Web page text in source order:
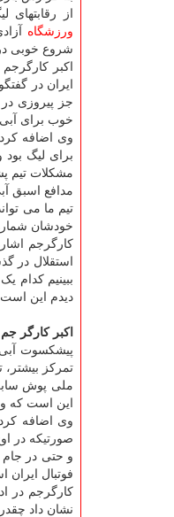
از
ورزشگاه
شروع خوبی
ایران در
جز پیروزی
خوب برای
وی اضافه
برای لیگ
مشکلات تیم
مدافع اسبق
تیم ما می
خودشان
کارگرجم
استقلال در
ببینیم کدام
دیدم این
اکبر کارگر جم
پیشکسوت
تمرکز
ملی پوش
این است که
صورتیکه در
فوتبال ایران
کارگرجم در
نشان داد